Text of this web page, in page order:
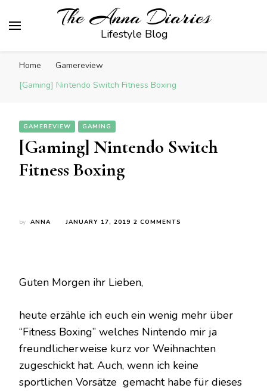
The Anna Diaries
Lifestyle Blog
Home
Gamereview
[Gaming] Nintendo Switch Fitness Boxing
GAMEREVIEW GAMING
[Gaming] Nintendo Switch
Fitness Boxing
by ANNA JANUARY 17, 2019 2 COMMENTS
Guten Morgen ihr Lieben,
heute erzähle ich euch ein wenig mehr über
“Fitness Boxing” welches Nintendo mir ja
freundlicherweise kurz vor Weihnachten
zugeschickt hat. Auch, wenn ich keine
sportlichen Vorsätze gemacht habe für dieses